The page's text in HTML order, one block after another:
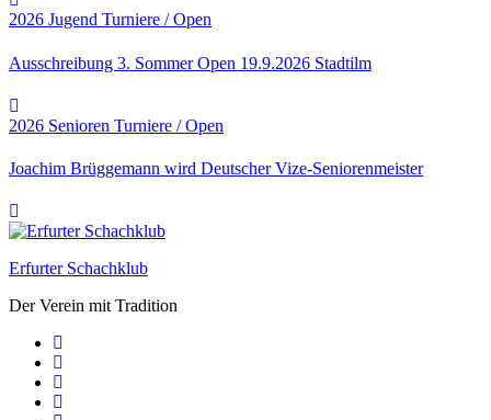
2026 Jugend Turniere / Open
Ausschreibung 3. Sommer Open 19.9.2026 Stadtilm
2026 Senioren Turniere / Open
Joachim Brüggemann wird Deutscher Vize-Seniorenmeister
Erfurter Schachklub
Der Verein mit Tradition